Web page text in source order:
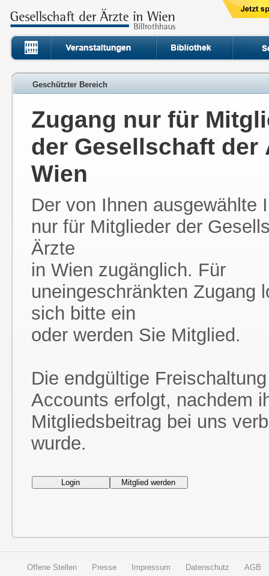
Geschützter Bereich
Zugang nur für
der Gesellschaft der
Wien
Der von Ihnen ausgewählte
nur für Mitglieder der
Ärzte
in Wien zugänglich. Für
uneingeschränkten Zugang
sich bitte ein
oder werden Sie Mitglied.
Die endgültige
Accounts erfolgt, nachdem
Mitgliedsbeitrag bei uns
wurde.
Offene Stellen Presse Impressum Datenschutz AGB